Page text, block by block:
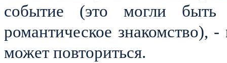
событие (это могли
романтическое знакомство), -
может повториться.